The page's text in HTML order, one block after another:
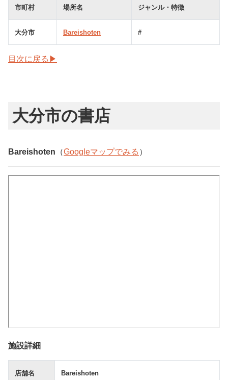
市町村 場所名 ジャンル・特徴
大分市 Bareishoten #
目次に戻る▶
大分市の書店
Bareishoten （Googleマップでみる ）
施設詳細
店舗名 Bareishoten